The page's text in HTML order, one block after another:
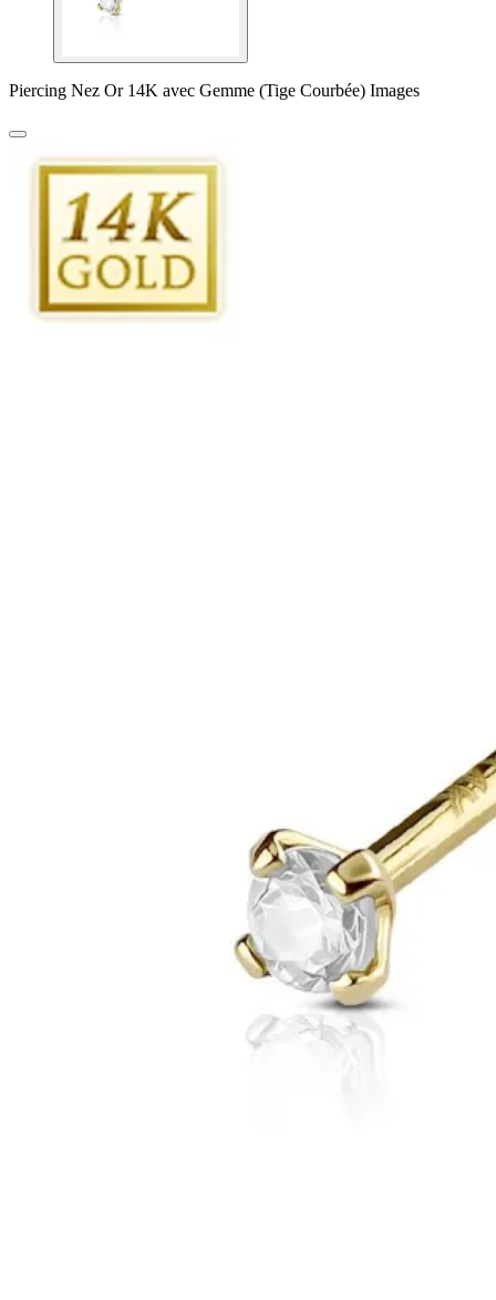
Piercing Nez Or 14K avec Gemme (Tige Courbée) Images